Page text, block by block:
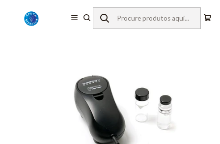
Equipamentos de Laboratório Vernier
Sensores c/ Fios
Turvação da água